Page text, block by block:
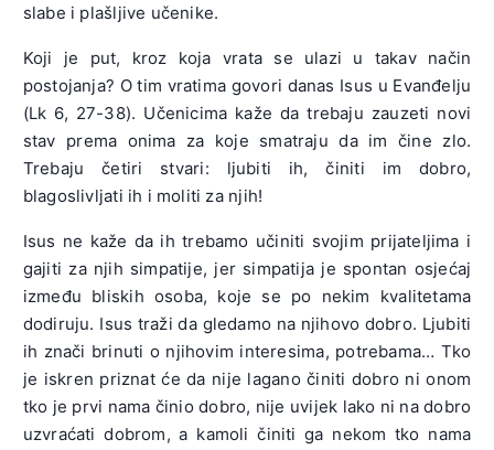
slabe i plašljive učenike.
Koji je put, kroz koja vrata se ulazi u takav način
postojanja? O tim vratima govori danas Isus u Evanđelju
(Lk 6, 27-38). Učenicima kaže da trebaju zauzeti novi
stav prema onima za koje smatraju da im čine zlo.
Trebaju četiri stvari: ljubiti ih, činiti im dobro,
blagoslivljati ih i moliti za njih!
Isus ne kaže da ih trebamo učiniti svojim prijateljima i
gajiti za njih simpatije, jer simpatija je spontan osjećaj
između bliskih osoba, koje se po nekim kvalitetama
dodiruju. Isus traži da gledamo na njihovo dobro. Ljubiti
ih znači brinuti o njihovim interesima, potrebama… Tko
je iskren priznat će da nije lagano činiti dobro ni onom
tko je prvi nama činio dobro, nije uvijek lako ni na dobro
uzvraćati dobrom, a kamoli činiti ga nekom tko nama